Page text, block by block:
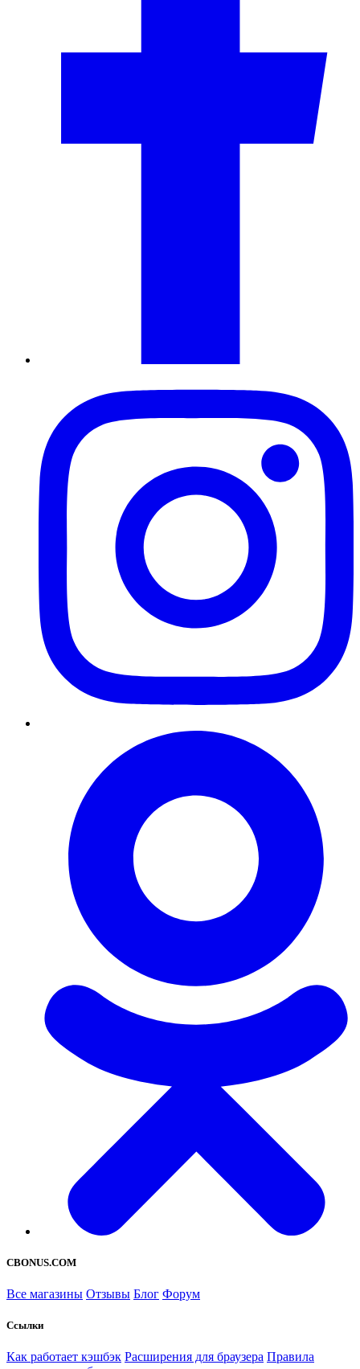
CBONUS.COM
Все магазины Отзывы Блог Форум
Ссылки
Как работает кэшбэк Расширения для браузера Правила